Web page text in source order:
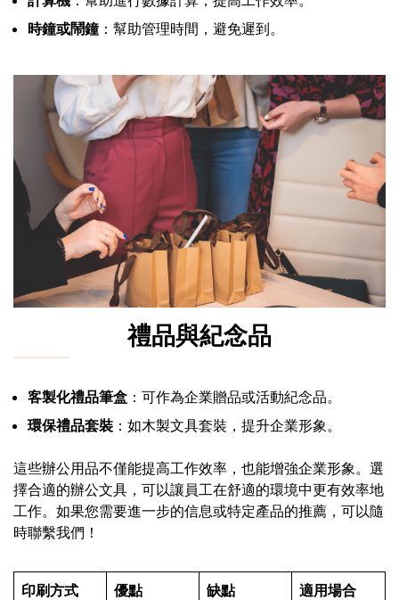
時鐘或鬧鐘：幫助管理時間，避免遲到。
禮品與紀念品
客製化禮品筆盒 ：可作為企業贈品或活動紀念品。
環保禮品套裝 ：如木製文具套裝，提升企業形象。
這些辦公用品不僅能提高工作效率，也能增強企業形象。選
擇合適的辦公文具，可以讓員工在舒適的環境中更有效率地
工作。如果您需要進一步的信息或特定產品的推薦，可以隨
時聯繫我們！
印刷方式 優點 缺點 適用場合